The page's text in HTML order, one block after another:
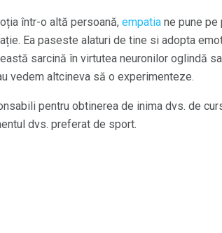
într-o altă persoană, empatia ne pune pe
Ea paseste alaturi de tine si adopta
sarcină în virtutea neuronilor oglindă
vedem altcineva să o experimenteze.
pentru obtinerea de inima dvs. de
dvs. preferat de sport.